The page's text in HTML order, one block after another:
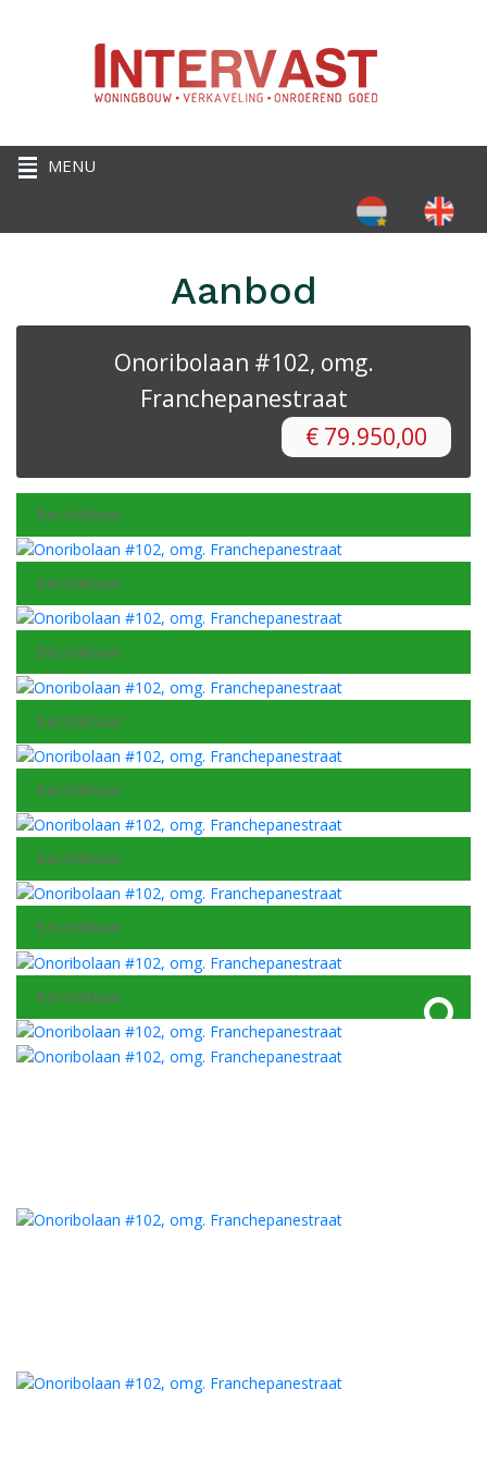
Aanbod
Onoribolaan #102, omg.
Franchepanestraat
€ 79.950,00
Beschikbaar
Beschikbaar
Beschikbaar
Beschikbaar
Beschikbaar
Beschikbaar
Beschikbaar
Beschikbaar